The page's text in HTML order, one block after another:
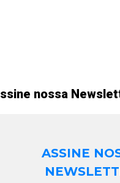
nossa
ASSINE